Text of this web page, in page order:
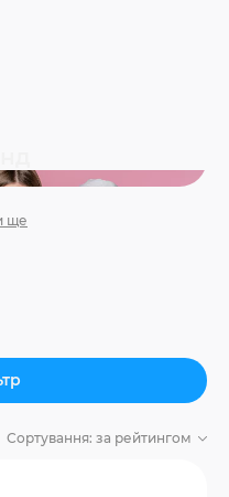
ще
Сортування: за рейтингом